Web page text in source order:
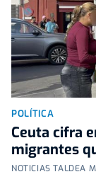
POLÍTICA
Ceuta cifra
migrantes
NOTICIAS TALDEA